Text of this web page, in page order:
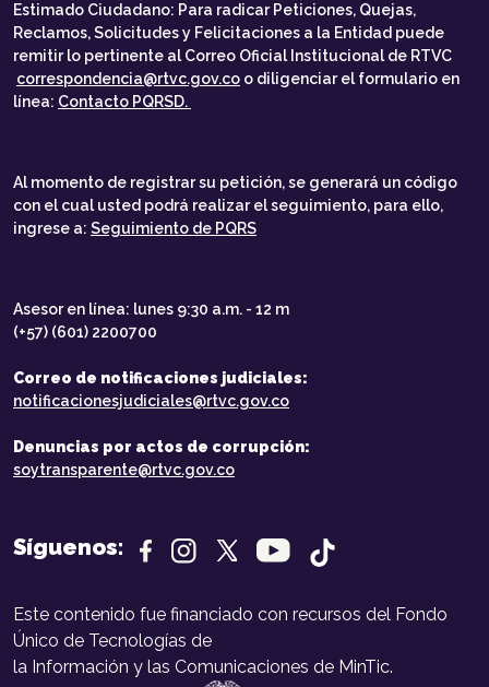
Estimado Ciudadano: Para radicar Peticiones, Quejas,
Reclamos, Solicitudes y Felicitaciones a la Entidad puede
remitir lo pertinente al Correo Oficial Institucional de RTVC
correspondencia@rtvc.gov.co o diligenciar el formulario en
línea: Contacto PQRSD.
Al momento de registrar su petición, se generará un código
con el cual usted podrá realizar el seguimiento, para ello,
ingrese a: Seguimiento de PQRS
Asesor en línea: lunes 9:30 a.m. - 12 m
(+57) (601) 2200700
Correo de notificaciones judiciales:
notificacionesjudiciales@rtvc.gov.co
Denuncias por actos de corrupción:
soytransparente@rtvc.gov.co
Síguenos:
Este contenido fue financiado con recursos del Fondo
Único de Tecnologías de
la Información y las Comunicaciones de MinTic.